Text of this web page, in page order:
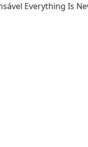
Everything Is